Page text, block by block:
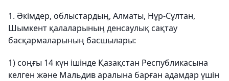
1. Әкімдер, облыстардың, Алматы, Нұр-Сұлтан,
Шымкент қалаларының денсаулық сақтау
басқармаларының басшылары:
1) соңғы 14 күн ішінде Қазақстан Республикасына
келген және Мальдив аралына барған адамдар үшін